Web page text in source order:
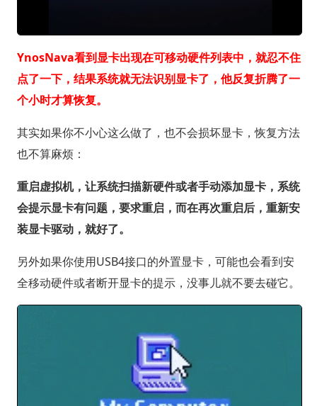
YnosNava看到显卡出现在可移动硬件列表中，就忍不住
点了一下，结果系统就无法识别显卡了，他反复折腾了一
个小时才算恢复。
其实如果你不小心这么做了，也不会损坏显卡，恢复方法
也不算麻烦：
重启虚拟机，让系统扫描新硬件或者手动添加显卡，系统
会提示显卡有问题，要求重启，而在再次重启后，重新安
装显卡驱动，就好了。
另外如果你使用USB4接口的外置显卡，可能也会看到安
全移动硬件或者断开显卡的提示，没事儿就不要去碰它。